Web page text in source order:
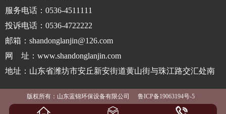
服务电话：0536-4511111
投诉电话：0536-4722222
邮箱：shandonglanjin@126.com
网 址：www.shandonglanjin.com
地址：山东省潍坊市安丘新安街道黄山街与珠江路交汇处南
版权所有：山东蓝锦环保设备有限公司 鲁ICP备19063194号-5